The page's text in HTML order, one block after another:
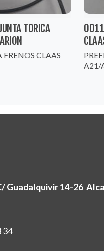
TORICA
FRENOS CLAAS
A21/
Guadalquivir 14-26
34